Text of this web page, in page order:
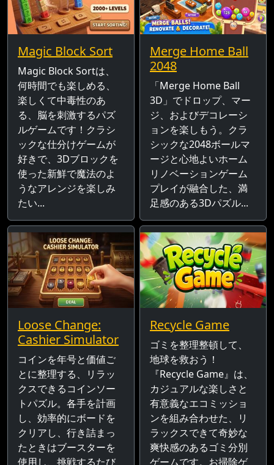
Magic Block Sort
Magic Block Sortは、
何時間でも楽しめる、
楽しくて中毒性のあ
る、脳を刺激するパズ
ルゲームです！クラシ
ックな仕分けゲームが
好きで、3Dブロックを
使った新鮮で魔法のよ
うなアレンジを楽しみ
たい...
Merge Home Ball
2048
「Merge Home Ball
3D」でドロップ、マー
ジ、およびデコレーシ
ョンを楽しもう。クラ
シックな2048ボールマ
ージと心地よいホーム
リノベーションゲーム
プレイが融合した、満
足感のある3Dパズル...
Loose Change:
Cashier Simulator
コインを年号と価値ご
とに整理する、リラッ
クスできるコインソー
トパズル。各手を計画
し、効率的にボードを
クリアし、行き詰まっ
たときはブースターを
使用し、挑戦するたび
Recycle Game
ゴミを整理整頓して、
地球を救おう！
『Recycle Game』は、
カジュアルな楽しさと
有意義なエコミッショ
ンを組み合わせた、リ
ラックスできて奇妙な
爽快感のあるゴミ分別
ゲームです。お掃除ゲ